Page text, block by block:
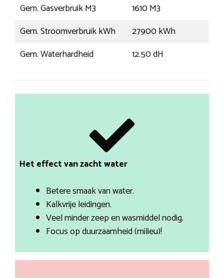
Gem. Gasverbruik M3
1610 M3
Gem. Stroomverbruik kWh
27900 kWh
Gem. Waterhardheid
12.50 dH
Het effect van zacht water
Betere smaak van water.
Kalkvrije leidingen.
Veel minder zeep en wasmiddel nodig.
Focus op duurzaamheid (milieu)!